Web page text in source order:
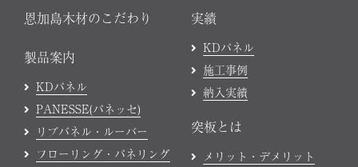
恩加島木材のこだわり
製品案内
KDパネル
PANESSE(パネッセ)
リブパネル・ルーバー
フローリング・パネリング
実績
KDパネル
施工事例
納入実績
突板とは
メリット・デメリット